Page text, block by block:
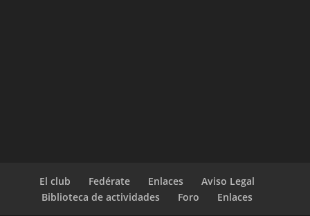
El club Fedérate Enlaces
Aviso Legal
Biblioteca de actividades
Foro Enlaces